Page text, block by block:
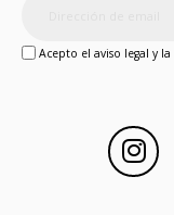
Acepto el aviso legal y